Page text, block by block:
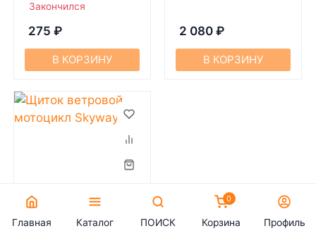
Закончился
275 ₽
В КОРЗИНУ
2 080 ₽
В КОРЗИНУ
Главная Каталог ПОИСК
0
Корзина Профиль